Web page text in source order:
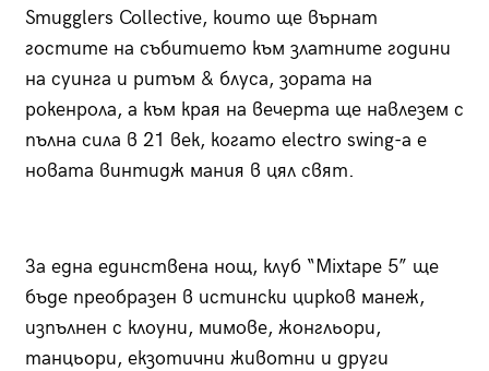
Smugglers Collective, които ще върнат
гостите на събитието към златните години
на суинга и ритъм & блуса, зората на
рокенрола, a към края на вечерта ще навлезем с
пълна сила в 21 век, когато electro swing-a е
новата винтидж мания в цял свят.
За една единствена нощ, клуб “Mixtape 5” ще
бъде преобразен в истински цирков манеж,
изпълнен с клоуни, мимове, жонгльори,
танцьори, екзотични животни и други